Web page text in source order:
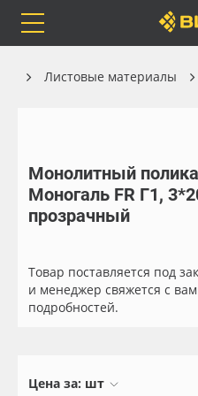
Каталог
Orafol
Бренды
Доставка
Весь каталог
Рулонные материалы
Самоклеящиеся плёнки
Листовые материалы
Листовые материалы
Монолитный
Моногаль FR Г1,
прозрачный
Товар поставляется под
и менеджер свяжется с
подробностей.
Цена за: шт